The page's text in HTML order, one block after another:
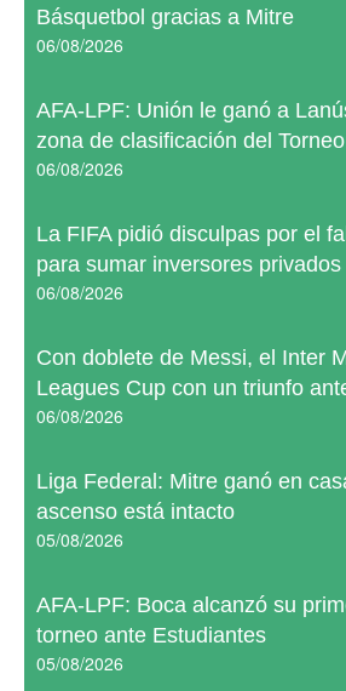
Básquetbol gracias a Mitre
06/08/2026
AFA-LPF: Unión le ganó a
zona de clasificación del
06/08/2026
La FIFA pidió disculpas por el
para sumar inversores
06/08/2026
Con doblete de Messi, el Inter
Leagues Cup con un triunfo
06/08/2026
Liga Federal: Mitre ganó en
ascenso está intacto
05/08/2026
AFA-LPF: Boca alcanzó su
torneo ante Estudiantes
05/08/2026